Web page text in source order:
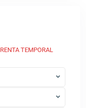
RENTA TEMPORAL